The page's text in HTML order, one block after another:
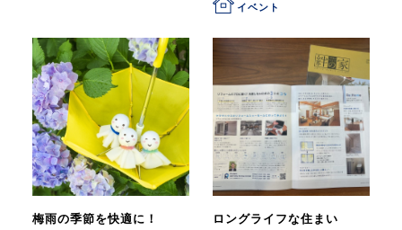
イベント
梅雨の季節を快適に！
ロングライフな住まい